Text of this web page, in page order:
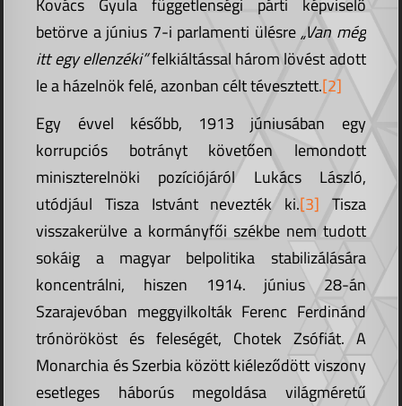
Kovács Gyula függetlenségi párti képviselő
betörve a június 7-i parlamenti ülésre„Van még
itt egy ellenzéki”felkiáltással három lövést adott
le a házelnök felé, azonban célt tévesztett.[2]
Egy évvel később, 1913 júniusában egy
korrupciós botrányt követően lemondott
miniszterelnöki pozíciójáról Lukács László,
utódjául Tisza Istvánt nevezték ki.[3] Tisza
visszakerülve a kormányfői székbe nem tudott
sokáig a magyar belpolitika stabilizálására
koncentrálni, hiszen 1914. június 28-án
Szarajevóban meggyilkolták Ferenc Ferdinánd
trónörököst és feleségét, Chotek Zsófiát. A
Monarchia és Szerbia között kiéleződött viszony
esetleges háborús megoldása világméretű